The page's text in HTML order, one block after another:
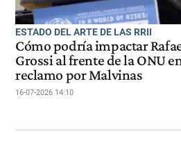
ESTADO DEL ARTE DE LAS RRII
Cómo podría impactar
Grossi al frente de la ONU
reclamo por Malvinas
16-07-2026 14:10